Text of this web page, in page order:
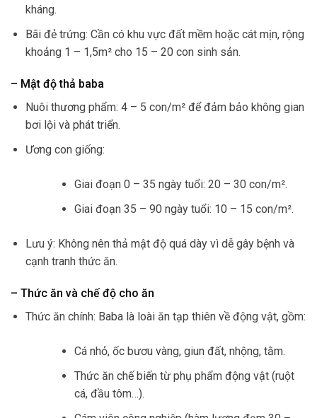
kháng.
Bãi đẻ trứng: Cần có khu vực đất mềm hoặc cát mịn, rộng
khoảng 1 – 1,5m² cho 15 – 20 con sinh sản.
– Mật độ thả baba
Nuôi thương phẩm: 4 – 5 con/m² để đảm bảo không gian
bơi lội và phát triển.
Ương con giống:
Giai đoạn 0 – 35 ngày tuổi: 20 – 30 con/m².
Giai đoạn 35 – 90 ngày tuổi: 10 – 15 con/m².
Lưu ý: Không nên thả mật độ quá dày vì dễ gây bệnh và
cạnh tranh thức ăn.
– Thức ăn và chế độ cho ăn
Thức ăn chính: Baba là loài ăn tạp thiên về động vật, gồm:
Cá nhỏ, ốc bươu vàng, giun đất, nhộng, tằm.
Thức ăn chế biến từ phụ phẩm động vật (ruột
cá, đầu tôm…).